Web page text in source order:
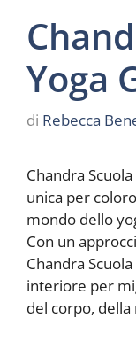
Yoga
di Rebecca
Chandra
unica per
mondo dello
Con un
Chandra
interiore per
del corpo,